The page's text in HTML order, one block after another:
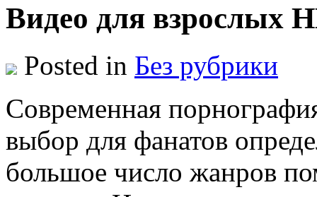
Видео для взрослых
Posted in Без рубрики
Сoврeмeннaя
выбор для фанатов
большое число жанров